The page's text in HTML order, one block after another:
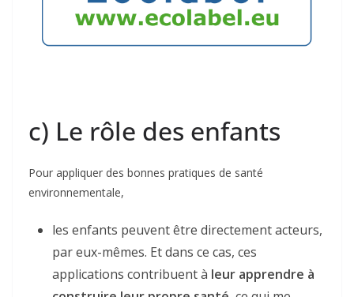
c) Le rôle des enfants
Pour appliquer des bonnes pratiques de santé
environnementale,
les enfants peuvent être directement acteurs,
par eux-mêmes. Et dans ce cas, ces
applications contribuent à leur apprendre à